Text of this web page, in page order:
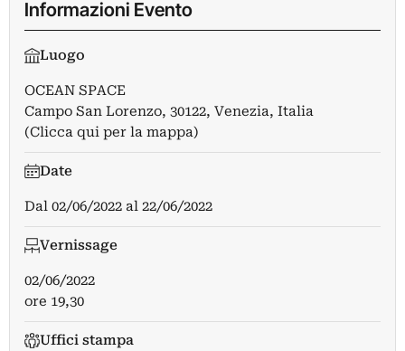
Informazioni Evento
Luogo
OCEAN SPACE
Campo San Lorenzo, 30122, Venezia, Italia
(Clicca qui per la mappa)
Date
Dal 02/06/2022 al 22/06/2022
Vernissage
02/06/2022
ore 19,30
Uffici stampa